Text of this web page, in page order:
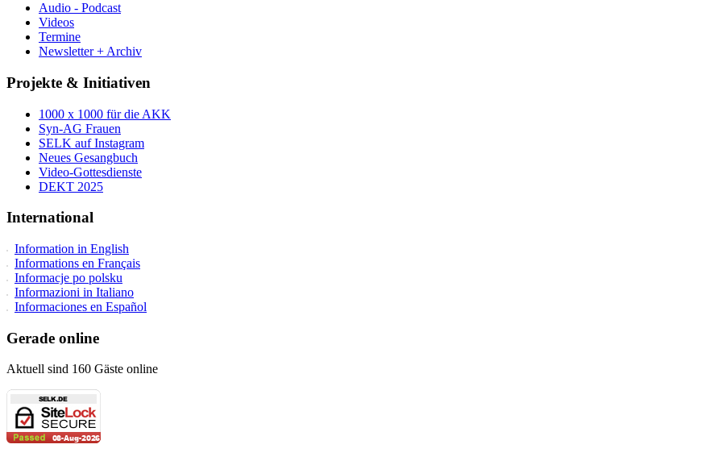
Audio - Podcast
Videos
Termine
Newsletter + Archiv
Projekte & Initiativen
1000 x 1000 für die AKK
Syn-AG Frauen
SELK auf Instagram
Neues Gesangbuch
Video-Gottesdienste
DEKT 2025
International
Information in English
Informations en Français
Informacje po polsku
Informazioni in Italiano
Informaciones en Español
Gerade online
Aktuell sind 160 Gäste online